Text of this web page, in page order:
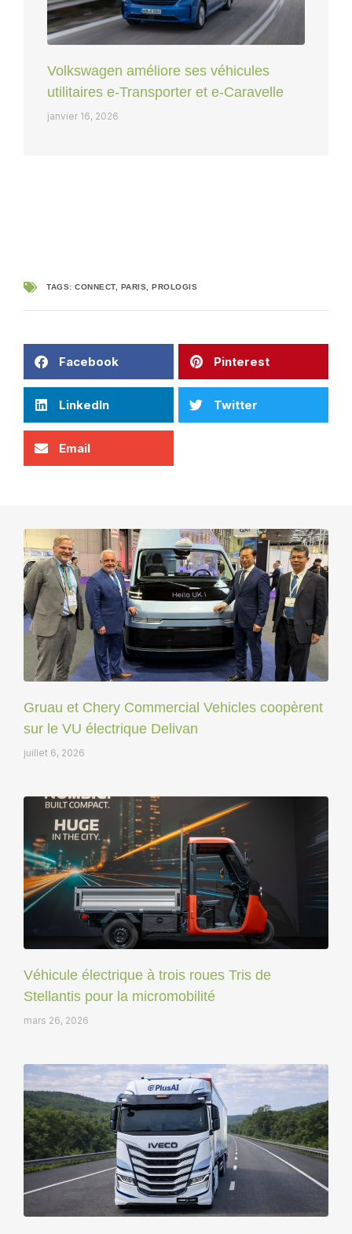
Volkswagen améliore ses véhicules
utilitaires e-Transporter et e-Caravelle
janvier 16, 2026
TAGS: CONNECT, PARIS, PROLOGIS
Facebook Pinterest
LinkedIn Twitter
Email
Gruau et Chery Commercial Vehicles coopèrent
sur le VU électrique Delivan
juillet 6, 2026
Véhicule électrique à trois roues Tris de
Stellantis pour la micromobilité
mars 26, 2026